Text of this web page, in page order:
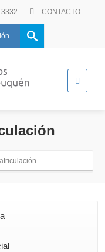
CONTACTO